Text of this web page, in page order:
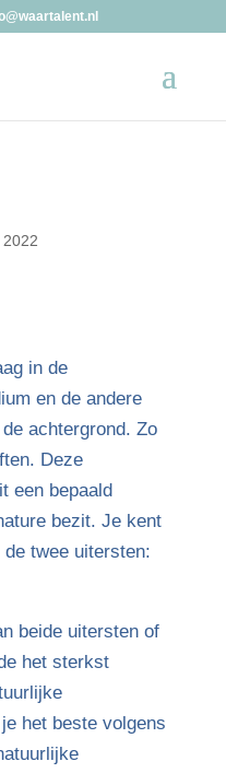
2022
in de
en de andere
achtergrond. Zo
Deze
een bepaald
bezit. Je kent
twee uitersten:
beide uitersten of
het sterkst
het beste volgens